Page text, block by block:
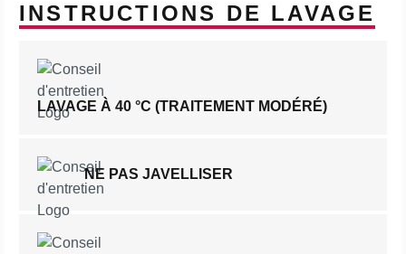
INSTRUCTIONS DE LAVAGE
LAVAGE À 40 °C (TRAITEMENT MODÉRÉ)
NE PAS JAVELLISER